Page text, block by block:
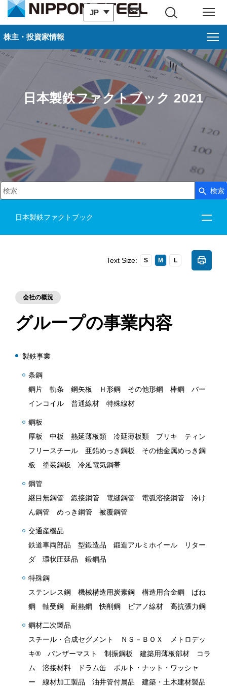
JP
サイト内検索 メニュー
日本製鉄ファクトブック 2021
検索キーワード入力
検索
日本製鉄ファクトブック
Text Size: S M L
会社の概況
グループの事業内容
製鉄事業
条鋼
鋼片 軌条 鋼矢板 Ｈ形鋼 その他形鋼 棒鋼 バー
インコイル 普通線材 特殊線材
鋼板
厚板 中板 熱延薄板類 冷延薄板類 ブリキ ティン
フリースチール 亜鉛めっき鋼板 その他金属めっき鋼
板 塗装鋼板 冷延電気鋼帯
鋼管
継目無鋼管 鍛接鋼管 電縫鋼管 電弧溶接鋼管 冷け
ん鋼管 めっき鋼管 被覆鋼管
交通産機品
鉄道車両部品 型鍛造品 鍛造アルミホイール リター
ダ 環状圧延品 鍛鋼品
特殊鋼
ステンレス鋼 機械構造用炭素鋼 構造用合金鋼 ばね
鋼 軸受鋼 耐熱鋼 快削鋼 ピアノ線材 高抗張力鋼
鋼材二次製品
スチール・合成セグメント ＮＳ－ＢＯＸ メトロデッ
キ® パンザーマスト 制振鋼板 建築用薄板部材 コラ
ム 溶接材料 ドラム缶 ボルト・ナット・ワッシャ
ー 線材加工製品 油井管付属品 建築・土木建材製品
株主・投資家情報